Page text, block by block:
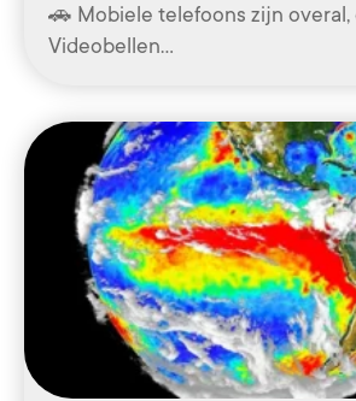
🚗 Mobiele telefoons zijn overal,
Videobellen…